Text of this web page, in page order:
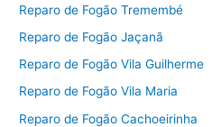
Reparo de Fogão Tremembé
Reparo de Fogão Jaçanã
Reparo de Fogão Vila Guilherme
Reparo de Fogão Vila Maria
Reparo de Fogão Cachoeirinha